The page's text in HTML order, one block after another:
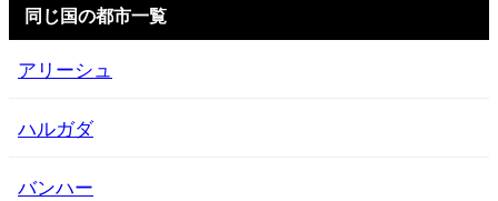
同じ国の都市一覧
アリーシュ
ハルガダ
バンハー